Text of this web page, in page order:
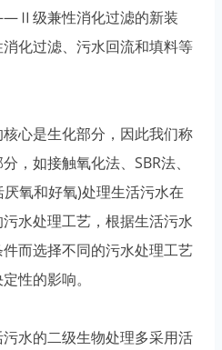
级兼性消化过滤的新装
化过滤、污水回流和填料等
心是生化部分，因此我们称
，如接触氧化法、SBR法、
氧和好氧)处理生活污水在
水处理工艺，根据生活污水
而选择不同的污水处理工艺
性的影响。
水的二级生物处理多采用活